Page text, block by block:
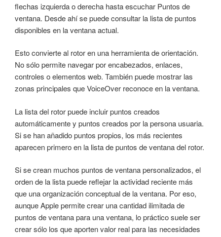
flechas izquierda o derecha hasta escuchar Puntos de
ventana. Desde ahí se puede consultar la lista de puntos
disponibles en la ventana actual.
Esto convierte al rotor en una herramienta de orientación.
No sólo permite navegar por encabezados, enlaces,
controles o elementos web. También puede mostrar las
zonas principales que VoiceOver reconoce en la ventana.
La lista del rotor puede incluir puntos creados
automáticamente y puntos creados por la persona usuaria.
Si se han añadido puntos propios, los más recientes
aparecen primero en la lista de puntos de ventana del rotor.
Si se crean muchos puntos de ventana personalizados, el
orden de la lista puede reflejar la actividad reciente más
que una organización conceptual de la ventana. Por eso,
aunque Apple permite crear una cantidad ilimitada de
puntos de ventana para una ventana, lo práctico suele ser
crear sólo los que aporten valor real para las necesidades